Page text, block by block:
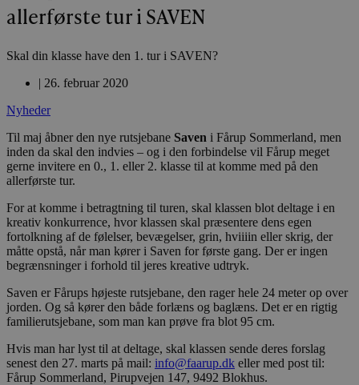
allerførste tur i SAVEN
Skal din klasse have den 1. tur i SAVEN?
| 26. februar 2020
Nyheder
Til maj åbner den nye rutsjebane Saven i Fårup Sommerland, men
inden da skal den indvies – og i den forbindelse vil Fårup meget
gerne invitere en 0., 1. eller 2. klasse til at komme med på den
allerførste tur.
For at komme i betragtning til turen, skal klassen blot deltage i en
kreativ konkurrence, hvor klassen skal præsentere dens egen
fortolkning af de følelser, bevægelser, grin, hviiiin eller skrig, der
måtte opstå, når man kører i Saven for første gang. Der er ingen
begrænsninger i forhold til jeres kreative udtryk.
Saven er Fårups højeste rutsjebane, den rager hele 24 meter op over
jorden. Og så kører den både forlæns og baglæns. Det er en rigtig
familierutsjebane, som man kan prøve fra blot 95 cm.
Hvis man har lyst til at deltage, skal klassen sende deres forslag
senest den 27. marts på mail: info@faarup.dk eller med post til:
Fårup Sommerland, Pirupvejen 147, 9492 Blokhus.